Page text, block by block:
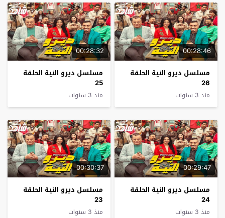
00:28:46
مسلسل ديرو النية الحلقة
26
منذ 3 سنوات
00:28:32
مسلسل ديرو النية الحلقة
25
منذ 3 سنوات
00:29:47
مسلسل ديرو النية الحلقة
24
منذ 3 سنوات
00:30:37
مسلسل ديرو النية الحلقة
23
منذ 3 سنوات